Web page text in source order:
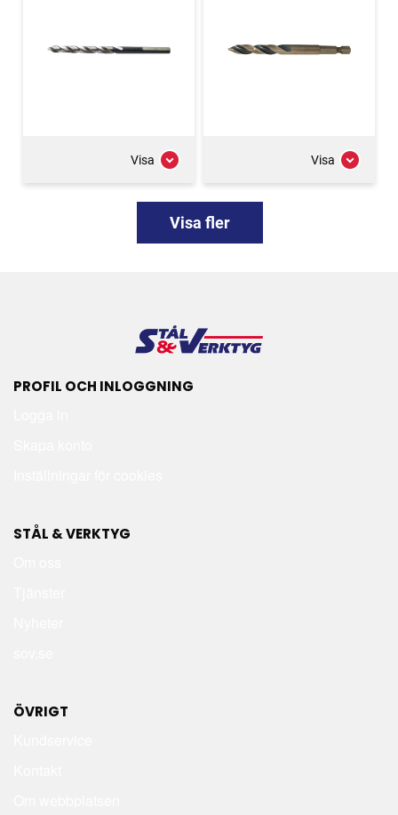
Visa Visa
Visa fler
PROFIL OCH INLOGGNING
STÅL & VERKTYG
ÖVRIGT